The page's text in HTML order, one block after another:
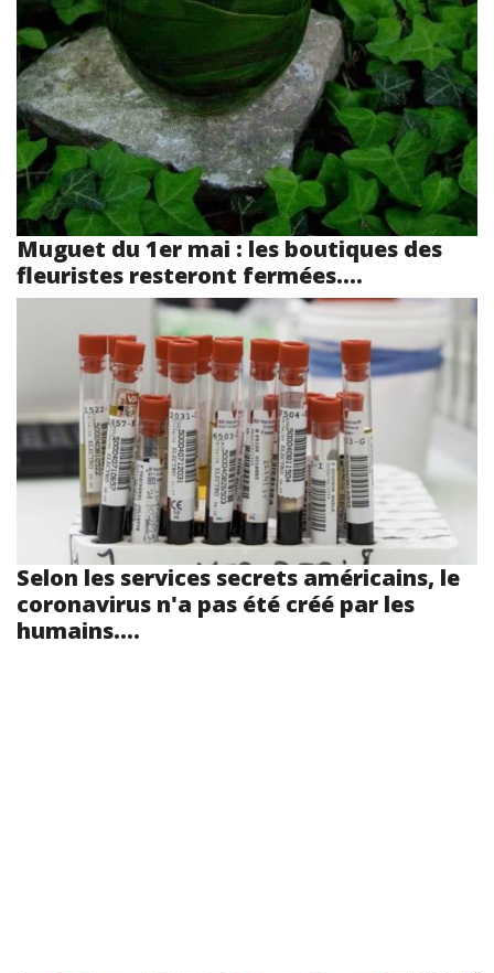
Muguet du 1er mai : les boutiques des
fleuristes resteront fermées....
Selon les services secrets américains, le
coronavirus n'a pas été créé par les
humains....